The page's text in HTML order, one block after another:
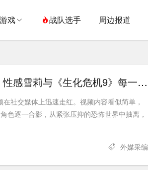
戏 战队选手 周边报道
海外网友利用AI技术制作视频：性感雪莉与《生化危机9》每一个经典角色合影
社交媒体上迅速走红。视频内容看似简单，
色逐一合影，从紧张压抑的恐怖世界中抽离，
外媒采编